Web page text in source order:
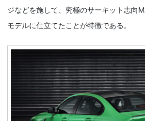
ジなどを施して、究極のサーキット志向
モデルに仕立てたことが特徴である。